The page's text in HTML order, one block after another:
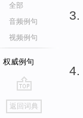
全部
音频例句
视频例句
权威例句
go
top
返回词典